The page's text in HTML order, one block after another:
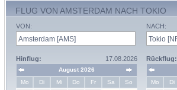
FLUG VON AMSTERDAM NACH TOKIO
VON:
Hinflug: 17.08.2026
August 2026
Mo
Di Mi Do Fr Sa So
NACH:
Rückflug:
Mo
Di